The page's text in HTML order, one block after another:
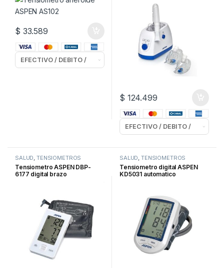
$ 33.589
$ 124.499
SALUD,TENSIOMETROS
Tensiometro ASPEN DBP-
6177 digital brazo
SALUD,TENSIOMETROS
Tensiometro digital ASPEN
KD5031 automatico